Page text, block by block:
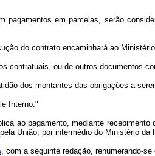
pagamentos em parcelas, serão
do contrato encaminhará ao
contratuais, ou de outros documentos
dos montantes das obrigações a
Interno."
ao pagamento, mediante
União, por intermédio do Ministério da
, com a seguinte redação, renumerando-se